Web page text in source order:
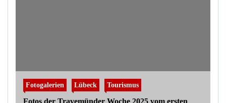
Fotogalerien Lübeck Tourismus